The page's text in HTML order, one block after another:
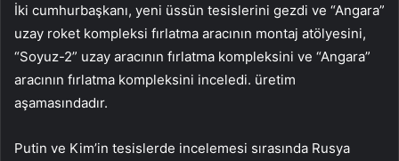
İki cumhurbaşkanı, yeni üssün tesislerini gezdi ve “Angara”
uzay roket kompleksi fırlatma aracının montaj atölyesini,
“Soyuz-2” uzay aracının fırlatma kompleksini ve “Angara”
aracının fırlatma kompleksini inceledi. üretim
aşamasındadır.
Putin ve Kim’in tesislerde incelemesi sırasında Rusya